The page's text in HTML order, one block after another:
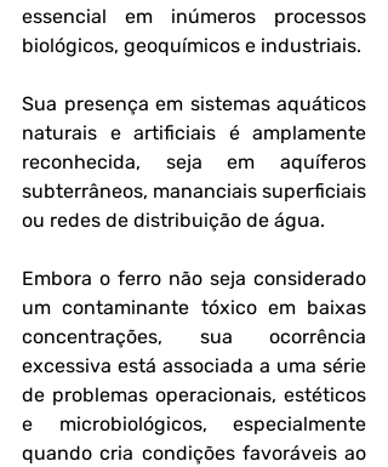
essencial em inúmeros processos
biológicos, geoquímicos e industriais.
Sua presença em sistemas aquáticos
naturais e artificiais é amplamente
reconhecida, seja em aquíferos
subterrâneos, mananciais superficiais
ou redes de distribuição de água.
Embora o ferro não seja considerado
um contaminante tóxico em baixas
concentrações, sua ocorrência
excessiva está associada a uma série
de problemas operacionais, estéticos
e microbiológicos, especialmente
quando cria condições favoráveis ao